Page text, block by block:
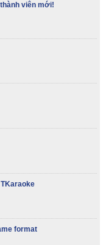
viên mới!
format